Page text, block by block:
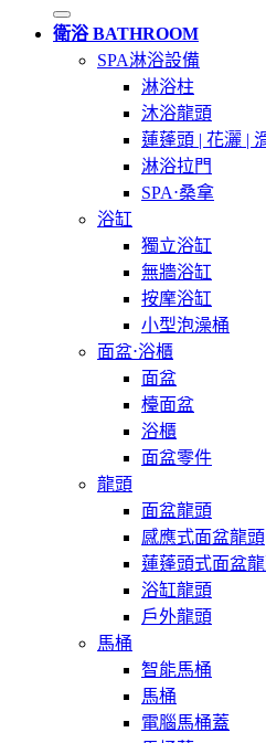
尋
關
衛浴 BATHROOM
SPA淋浴設備
淋浴柱
沐浴龍頭
蓮蓬頭 | 花灑 |
淋浴拉門
SPA⋅桑拿
浴缸
獨立浴缸
無牆浴缸
按摩浴缸
小型泡澡桶
面盆⋅浴櫃
面盆
檯面盆
浴櫃
面盆零件
龍頭
面盆龍頭
感應式面盆龍頭
蓮蓬頭式面盆
浴缸龍頭
戶外龍頭
馬桶
智能馬桶
馬桶
電腦馬桶蓋